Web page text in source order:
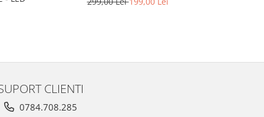
CLIENTI
0784.708.285